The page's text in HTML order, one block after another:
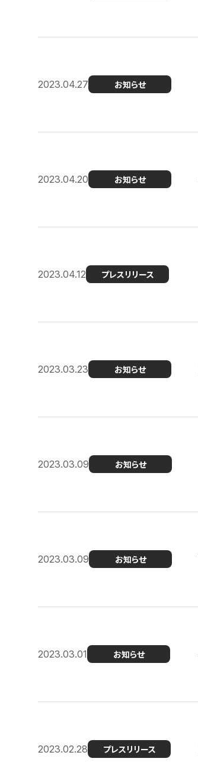
2023.04.27 お知らせ
2023.04.20 お知らせ
2023.04.12 プレスリリース
2023.03.23 お知らせ
2023.03.09 お知らせ
2023.03.09 お知らせ
2023.03.01 お知らせ
2023.02.28 プレスリリース